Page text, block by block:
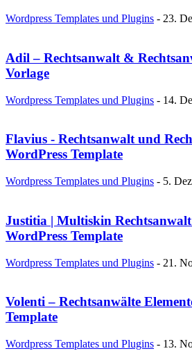
Wordpress Templates und Plugins - 23.
Adil – Rechtsanwalt &
Vorlage
Wordpress Templates und Plugins - 14.
Flavius ​​- Rechtsanwalt und
WordPress Template
Wordpress Templates und Plugins - 5.
Justitia | Multiskin
WordPress Template
Wordpress Templates und Plugins - 21.
Volenti – Rechtsanwälte
Template
Wordpress Templates und Plugins - 13.